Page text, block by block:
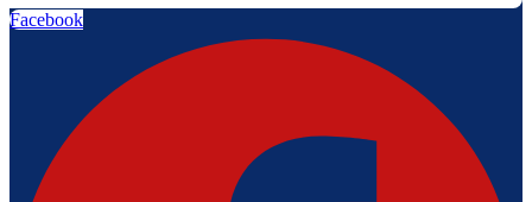
Facebook